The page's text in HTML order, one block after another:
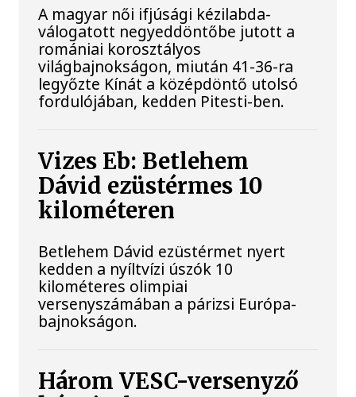
A magyar női ifjúsági kézilabda-
válogatott negyeddöntőbe jutott a
romániai korosztályos
világbajnokságon, miután 41-36-ra
legyőzte Kínát a középdöntő utolsó
fordulójában, kedden Pitesti-ben.
Vizes Eb: Betlehem
Dávid ezüstérmes 10
kilométeren
Betlehem Dávid ezüstérmet nyert
kedden a nyíltvízi úszók 10
kilométeres olimpiai
versenyszámában a párizsi Európa-
bajnokságon.
Három VESC-versenyző